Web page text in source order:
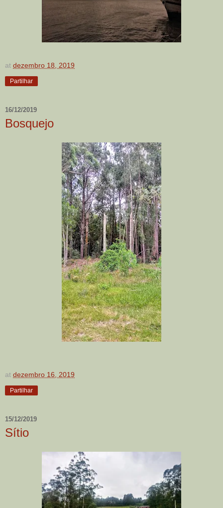
at dezembro 18, 2019
Partilhar
16/12/2019
Bosquejo
at dezembro 16, 2019
Partilhar
15/12/2019
Sítio